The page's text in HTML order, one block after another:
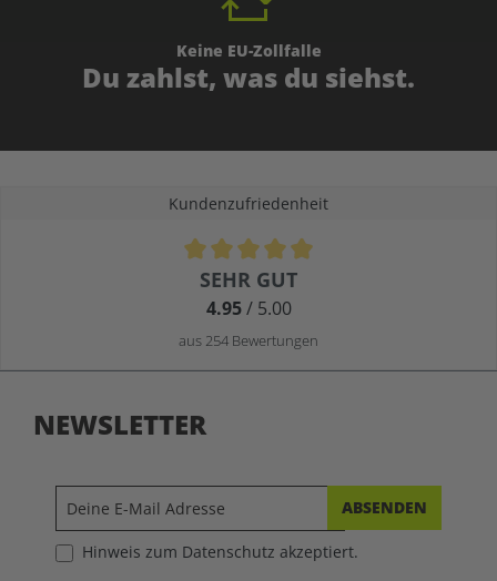
Keine EU-Zollfalle
Du zahlst, was du siehst.
Kundenzufriedenheit
Durchschnittliche Bewertung von 4.9 von 5 Sternen
SEHR GUT
4.95/ 5.00
aus 254 Bewertungen
NEWSLETTER
ABSENDEN
Hinweis zum Datenschutz akzeptiert.